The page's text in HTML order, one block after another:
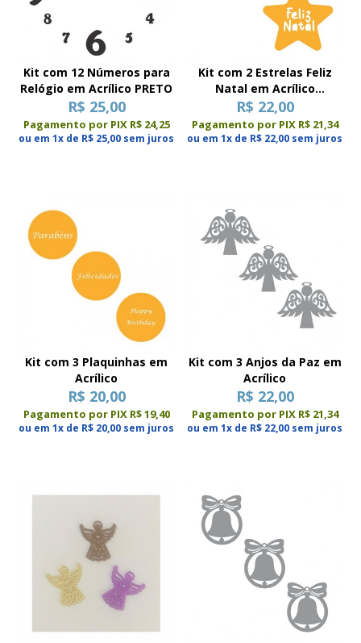
Kit com 12 Números para
Relógio em Acrílico PRETO
R$ 25,00
Pagamento por PIX R$ 24,25
ou em 1x de R$ 25,00 sem juros
Kit com 2 Estrelas Feliz
Natal em Acrílico
Espelhado
R$ 22,00
Pagamento por PIX R$ 21,34
ou em 1x de R$ 22,00 sem juros
Kit com 3 Plaquinhas em
Acrílico
R$ 20,00
Pagamento por PIX R$ 19,40
ou em 1x de R$ 20,00 sem juros
Kit com 3 Anjos da Paz em
Acrílico
R$ 22,00
Pagamento por PIX R$ 21,34
ou em 1x de R$ 22,00 sem juros